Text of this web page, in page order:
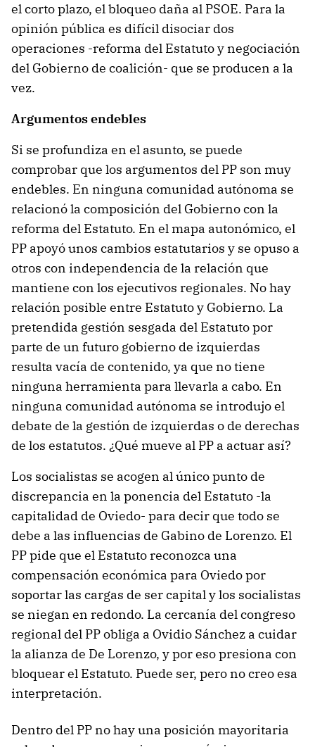
el corto plazo, el bloqueo daña al PSOE. Para la
opinión pública es difícil disociar dos
operaciones -reforma del Estatuto y negociación
del Gobierno de coalición- que se producen a la
vez.
Argumentos endebles
Si se profundiza en el asunto, se puede
comprobar que los argumentos del PP son muy
endebles. En ninguna comunidad autónoma se
relacionó la composición del Gobierno con la
reforma del Estatuto. En el mapa autonómico, el
PP apoyó unos cambios estatutarios y se opuso a
otros con independencia de la relación que
mantiene con los ejecutivos regionales. No hay
relación posible entre Estatuto y Gobierno. La
pretendida gestión sesgada del Estatuto por
parte de un futuro gobierno de izquierdas
resulta vacía de contenido, ya que no tiene
ninguna herramienta para llevarla a cabo. En
ninguna comunidad autónoma se introdujo el
debate de la gestión de izquierdas o de derechas
de los estatutos. ¿Qué mueve al PP a actuar así?
Los socialistas se acogen al único punto de
discrepancia en la ponencia del Estatuto -la
capitalidad de Oviedo- para decir que todo se
debe a las influencias de Gabino de Lorenzo. El
PP pide que el Estatuto reconozca una
compensación económica para Oviedo por
soportar las cargas de ser capital y los socialistas
se niegan en redondo. La cercanía del congreso
regional del PP obliga a Ovidio Sánchez a cuidar
la alianza de De Lorenzo, y por eso presiona con
bloquear el Estatuto. Puede ser, pero no creo esa
interpretación.
Dentro del PP no hay una posición mayoritaria